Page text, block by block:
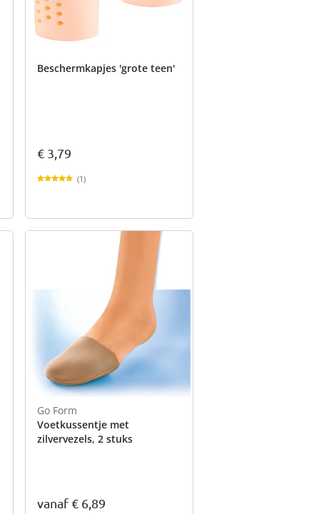
Beschermkapjes 'grote teen'
€ 3,79
(1)
Go Form
Voetkussentje met
zilvervezels, 2 stuks
vanaf€ 6,89